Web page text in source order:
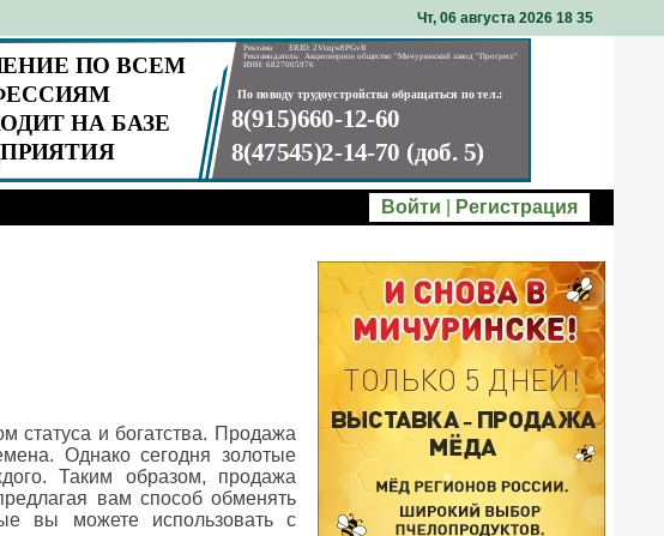
Чт, 06 августа 2026 18: 35
Войти Регистрация
статуса и богатства. Продажа
Однако сегодня золотые
Таким образом, продажа
вам способ обменять
вы можете использовать с